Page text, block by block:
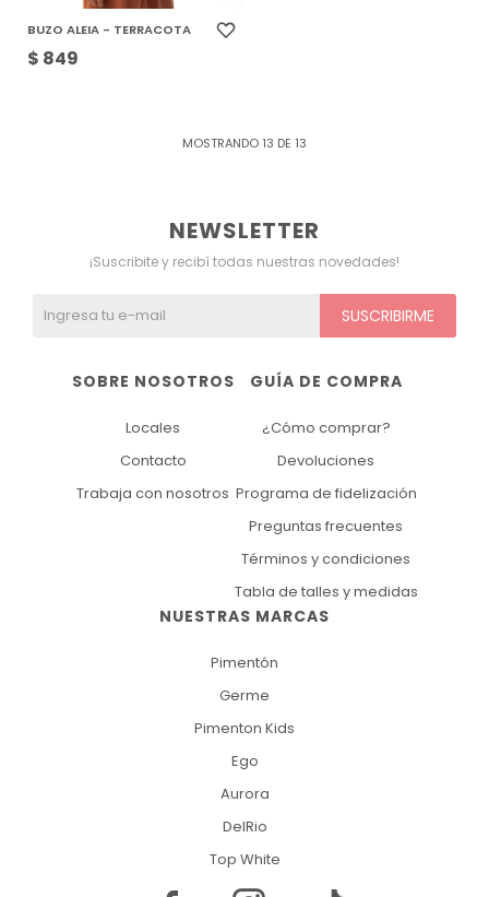
BUZO ALEIA - TERRACOTA
$ 849
MOSTRANDO 13 DE 13
NUESTRAS MARCAS
Pimentón
Germe
Pimenton Kids
Ego
Aurora
DelRio
Top White
GUÍA DE COMPRA
¿Cómo comprar?
Devoluciones
Programa de fidelización
Preguntas frecuentes
Términos y condiciones
Tabla de talles y medidas
SOBRE NOSOTROS
Locales
Contacto
Trabaja con nosotros
NEWSLETTER
¡Suscribite y recibí todas nuestras novedades!
SUSCRIBIRME